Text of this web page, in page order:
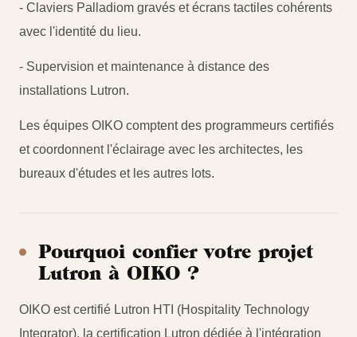
- Claviers Palladiom gravés et écrans tactiles cohérents
avec l'identité du lieu.
- Supervision et maintenance à distance des
installations Lutron.
Les équipes OIKO comptent des programmeurs certifiés
et coordonnent l'éclairage avec les architectes, les
bureaux d'études et les autres lots.
Pourquoi confier votre projet
Lutron à OIKO ?
OIKO est certifié Lutron HTI (Hospitality Technology
Integrator), la certification Lutron dédiée à l'intégration